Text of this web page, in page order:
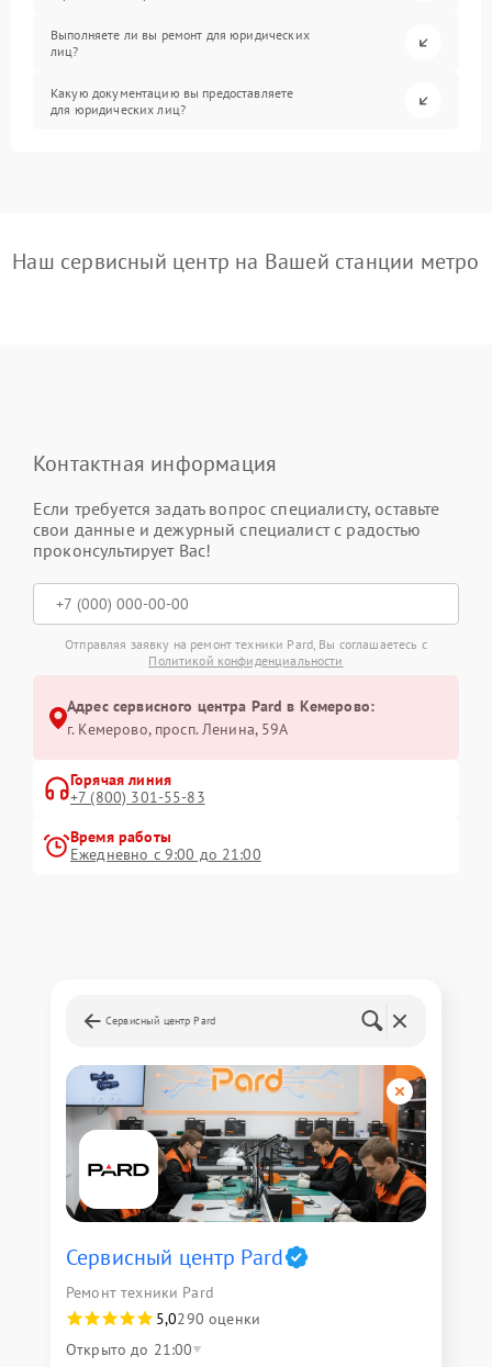
Выполняете ли вы ремонт для юридических
лиц?
Какую документацию вы предоставляете
для юридических лиц?
Наш сервисный центр на Вашей станции метро
Контактная информация
Если требуется задать вопрос специалисту, оставьте
свои данные и дежурный специалист с радостью
проконсультирует Вас!
Отправляя заявку на ремонт техники Pard, Вы соглашаетесь с
Политикой конфиденциальности
Адрес сервисного центра Pard в Кемерово:
г. Кемерово, просп. Ленина, 59А
Горячая линия
+7 (800) 301-55-83
Время работы
Ежедневно с 9:00 до 21:00
Сервисный центр Pard
Сервисный центр Pard
Ремонт техники Pard
5,0290 оценки
Открыто до 21:00